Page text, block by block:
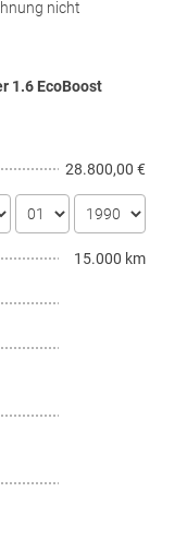
nicht
1.6 EcoBoost
28.800,00 €
15.000 km